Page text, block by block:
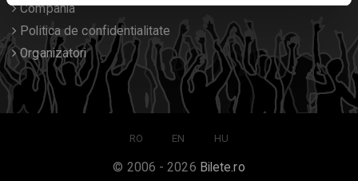
Compania
Politica de confidentialitate
Organizatori
RO EN HU
© 2006 - 2026 Bilete.ro